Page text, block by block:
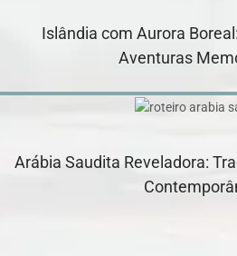
Islândia com Aurora
Aventuras
Arábia Saudita Reveladora: